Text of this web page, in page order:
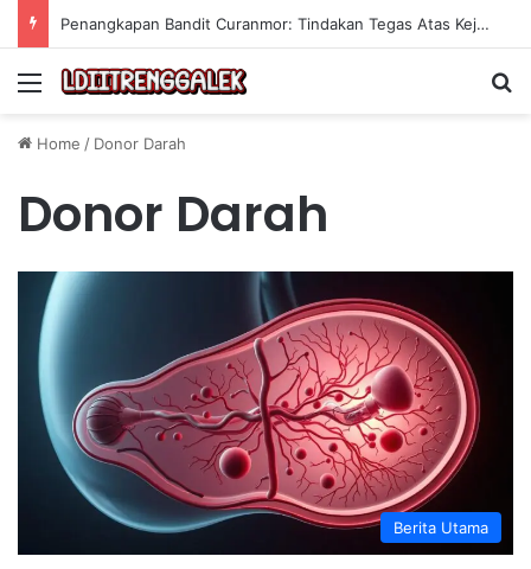
Penangkapan Bandit Curanmor: Tindakan Tegas Atas Kejahatan Sepeda Motor
Menu
Home / Donor Darah
Donor Darah
Berita Utama